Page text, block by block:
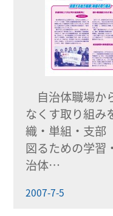
自治体職場か
なくす取り組み
織・単組・支部
図るための学習
治体…
2007-7-5